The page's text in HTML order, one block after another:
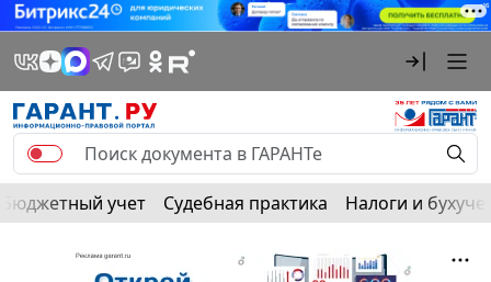
Бюджетный учет Судебная практика Налоги и